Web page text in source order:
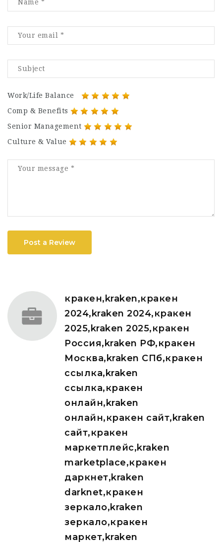
Work/Life Balance
Comp & Benefits
Senior Management
Culture & Value
Post a Review
кракен,kraken,кракен
2024,kraken 2024,кракен
2025,kraken 2025,кракен
Россия,kraken РФ,кракен
Москва,kraken СПб,кракен
ссылка,kraken
ссылка,кракен
онлайн,kraken
онлайн,кракен сайт,kraken
сайт,кракен
маркетплейс,kraken
marketplace,кракен
даркнет,kraken
darknet,кракен
зеркало,kraken
зеркало,кракен
маркет,kraken